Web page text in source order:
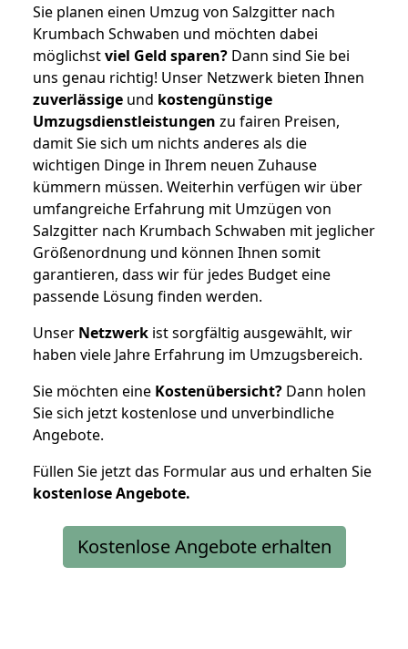
Sie planen einen Umzug von Salzgitter nach
Krumbach Schwaben und möchten dabei
möglichstviel Geld sparen? Dann sind Sie bei
uns genau richtig! Unser Netzwerk bieten Ihnen
zuverlässige und kostengünstige
Umzugsdienstleistungen zu fairen Preisen,
damit Sie sich um nichts anderes als die
wichtigen Dinge in Ihrem neuen Zuhause
kümmern müssen. Weiterhin verfügen wir über
umfangreiche Erfahrung mit Umzügen von
Salzgitter nach Krumbach Schwaben mit jeglicher
Größenordnung und können Ihnen somit
garantieren, dass wir für jedes Budget eine
passende Lösung finden werden.
Unser Netzwerk ist sorgfältig ausgewählt, wir
haben viele Jahre Erfahrung im Umzugsbereich.
Sie möchten eine Kostenübersicht? Dann holen
Sie sich jetzt kostenlose und unverbindliche
Angebote.
Füllen Sie jetzt das Formular aus und erhalten Sie
kostenloseAngebote.
Kostenlose Angebote erhalten